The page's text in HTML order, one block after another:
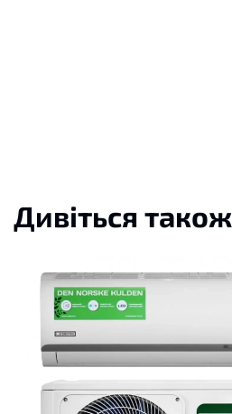
Дивіться також